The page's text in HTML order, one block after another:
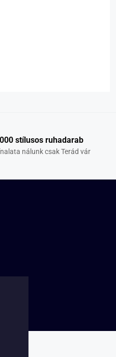
stílusos ruhadarab
nálunk csak Terád vár